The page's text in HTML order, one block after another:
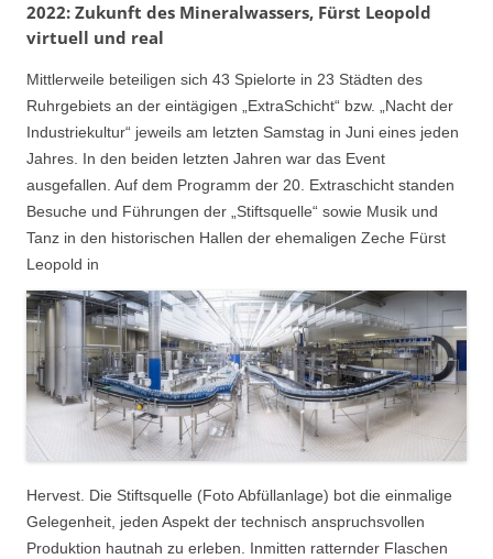
2022: Zukunft des Mineralwassers, Fürst Leopold
virtuell und real
Mittlerweile beteiligen sich 43 Spielorte in 23 Städten des
Ruhrgebiets an der eintägigen „ExtraSchicht“ bzw. „Nacht der
Industriekultur“ jeweils am letzten Samstag in Juni eines jeden
Jahres. In den beiden letzten Jahren war das Event
ausgefallen. Auf dem Programm der 20. Extraschicht standen
Besuche und Führungen der „Stiftsquelle“ sowie Musik und
Tanz in den historischen Hallen der ehemaligen Zeche Fürst
Leopold in
Hervest. Die Stiftsquelle (Foto Abfüllanlage) bot die einmalige
Gelegenheit, jeden Aspekt der technisch anspruchsvollen
Produktion hautnah zu erleben. Inmitten ratternder Flaschen